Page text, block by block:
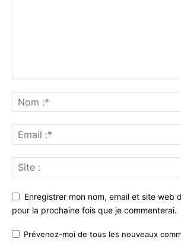
Enregistrer mon nom, email et site web
pour la prochaine fois que je commenterai.
Prévenez-moi de tous les nouveaux